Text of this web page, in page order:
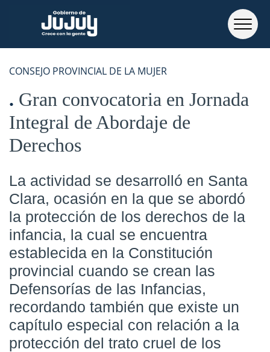
CONSEJO PROVINCIAL DE LA MUJER
Gran convocatoria en Jornada
Integral de Abordaje de
Derechos
La actividad se desarrolló en Santa
Clara, ocasión en la que se abordó
la protección de los derechos de la
infancia, la cual se encuentra
establecida en la Constitución
provincial cuando se crean las
Defensorías de las Infancias,
recordando también que existe un
capítulo especial con relación a la
protección del trato cruel de los